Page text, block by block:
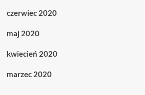
czerwiec 2020
maj 2020
kwiecień 2020
marzec 2020